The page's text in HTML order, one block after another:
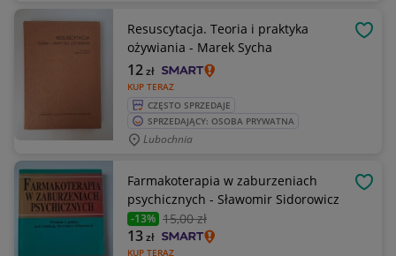
Resuscytacja. Teoria i praktyka
ożywiania - Marek Sycha
KUP TERAZ
12zł
CZĘSTO SPRZEDAJE
SPRZEDAJĄCY: OSOBA PRYWATNA
Lubochnia
Farmakoterapia w zaburzeniach
psychicznych - Sławomir Sidorowicz
-13% 15,00 zł
KUP TERAZ
13zł